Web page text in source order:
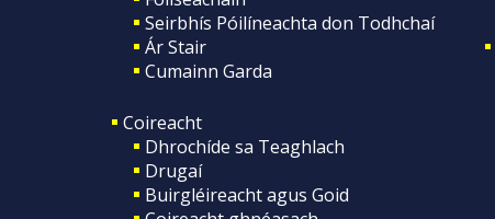
Seirbhís Póilíneachta don Todhchaí
Ár Stair
Cumainn Garda
Coireacht
Dhrochíde sa Teaghlach
Drugaí
Buirgléireacht agus Goid